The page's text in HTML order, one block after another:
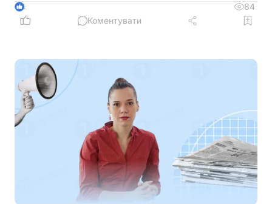
більше можливостей для фінансування
оборотного капіталу за нижчою ставкою, а з 1
4
84
Коментувати